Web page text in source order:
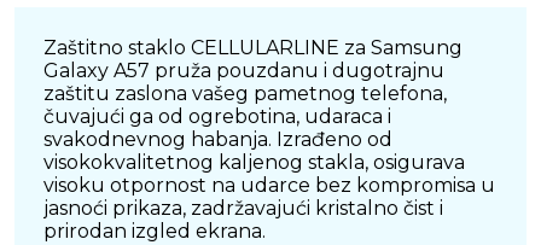
Zaštitno staklo CELLULARLINE za Samsung
Galaxy A57 pruža pouzdanu i dugotrajnu
zaštitu zaslona vašeg pametnog telefona,
čuvajući ga od ogrebotina, udaraca i
svakodnevnog habanja. Izrađeno od
visokokvalitetnog kaljenog stakla, osigurava
visoku otpornost na udarce bez kompromisa u
jasnoći prikaza, zadržavajući kristalno čist i
prirodan izgled ekrana.